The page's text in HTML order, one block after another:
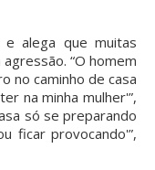
alega que muitas
“O homem
no caminho de casa
na minha mulher'”,
só se preparando
ficar provocando'”,